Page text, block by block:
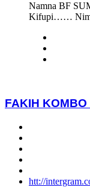
Namna BF
Kifupi……
FAKIH KOMBO
htt://